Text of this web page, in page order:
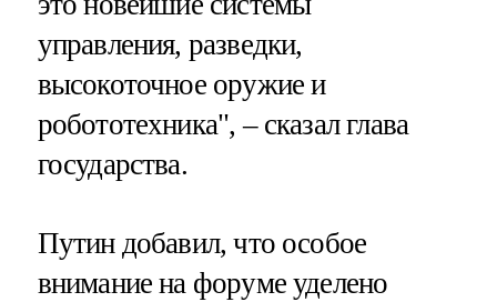
управления, разведки,
высокоточное оружие и
робототехника", – сказал глава
государства.
Путин добавил, что особое
внимание на форуме уделено